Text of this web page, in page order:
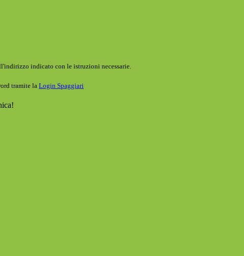
indicato con le istruzioni necessarie.
tramite la Login Spaggiari